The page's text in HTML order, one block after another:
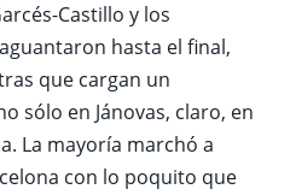
Castillo y los
hasta el final,
que cargan un
sólo en Jánovas, claro, en
La mayoría marchó a
con lo poquito que